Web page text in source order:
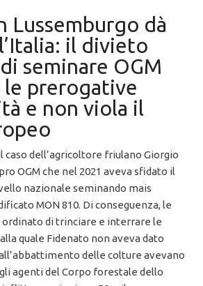
Lussemburgo dà
il divieto
seminare OGM
prerogative
e non viola il
caso dell’agricoltore friulano Giorgio
OGM che nel 2021 aveva sfidato il
nazionale seminando mais
MON 810. Di conseguenza, le
di trinciare e interrare le
quale Fidenato non aveva dato
delle colture avevano
agenti del Corpo forestale dello